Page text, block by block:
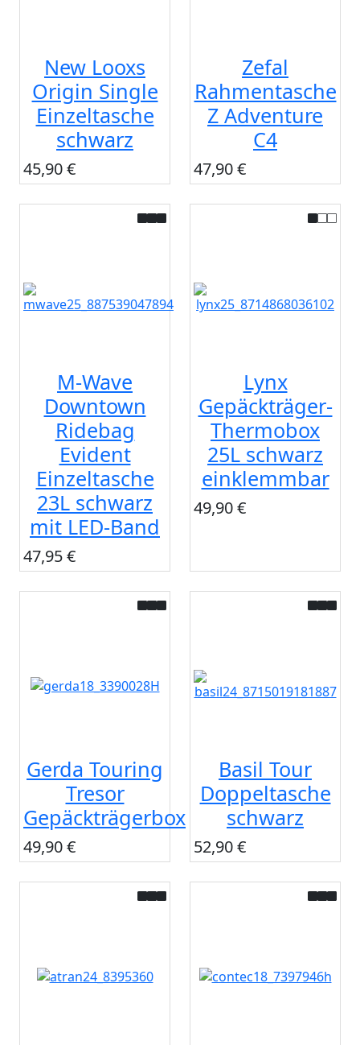
New Looxs
Origin Single
Einzeltasche
schwarz
45,90 €
Zefal
Rahmentasche
Z Adventure
C4
47,90 €
M-Wave
Downtown
Ridebag
Evident
Einzeltasche
23L schwarz
mit LED-Band
47,95 €
Lynx
Gepäckträger-
Thermobox
25L schwarz
einklemmbar
49,90 €
Gerda Touring
Tresor
Gepäckträgerbox
49,90 €
Basil Tour
Doppeltasche
schwarz
52,90 €